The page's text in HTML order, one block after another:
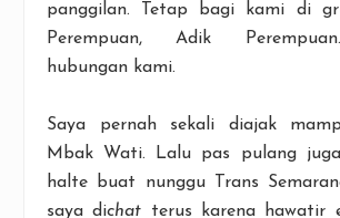
panggilan. Tetap bagi kami di
Perempuan, Adik
hubungan kami.
Saya pernah sekali diajak
Mbak Wati. Lalu pas pulang
halte buat nunggu Trans
saya dichat terus karena hawatir